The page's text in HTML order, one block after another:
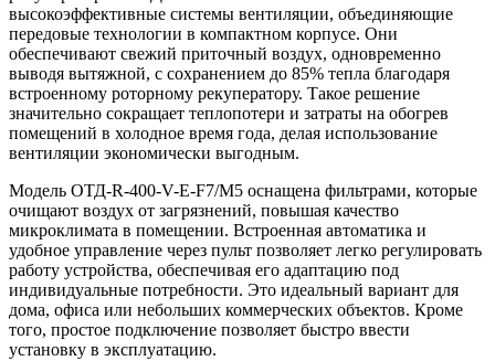
высокоэффективные системы вентиляции, объединяющие
передовые технологии в компактном корпусе. Они
обеспечивают свежий приточный воздух, одновременно
выводя вытяжной, с сохранением до 85% тепла благодаря
встроенному роторному рекуператору. Такое решение
значительно сокращает теплопотери и затраты на обогрев
помещений в холодное время года, делая использование
вентиляции экономически выгодным.
Модель ОТД-R-400-V-E-F7/M5 оснащена фильтрами, которые
очищают воздух от загрязнений, повышая качество
микроклимата в помещении. Встроенная автоматика и
удобное управление через пульт позволяет легко регулировать
работу устройства, обеспечивая его адаптацию под
индивидуальные потребности. Это идеальный вариант для
дома, офиса или небольших коммерческих объектов. Кроме
того, простое подключение позволяет быстро ввести
установку в эксплуатацию.